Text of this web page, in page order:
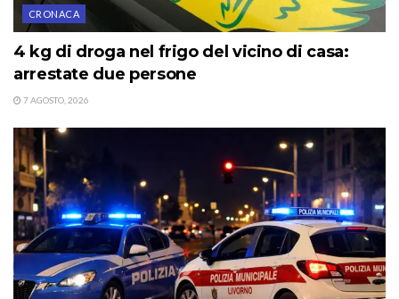
CRONACA
4 kg di droga nel frigo del vicino di casa:
arrestate due persone
7 AGOSTO, 2026